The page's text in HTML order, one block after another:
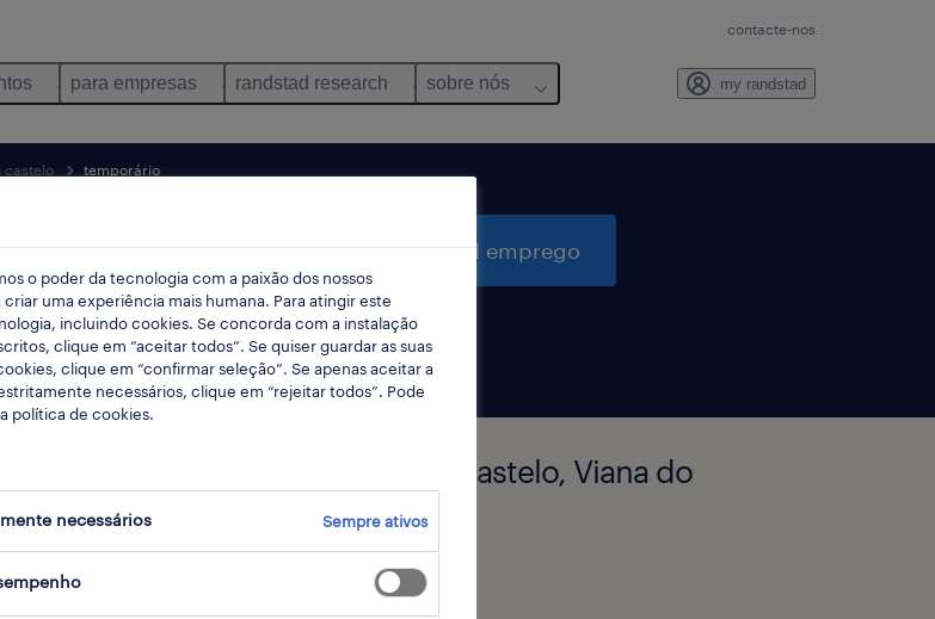
contacte-nos
para empresas randstad research sobre nós my randstad
castelo temporário
pesquisar 1 emprego
disponíveis em viana do castelo, Viana do
o poder da tecnologia com a paixão dos nossos
criar uma experiência mais humana. Para atingir este
incluindo cookies. Se concorda com a instalação
clique em “aceitar todos”. Se quiser guardar as suas
clique em “confirmar seleção”. Se apenas aceitar a
necessários, clique em “rejeitar todos”. Pode
política de cookies.
necessários Sempre ativos